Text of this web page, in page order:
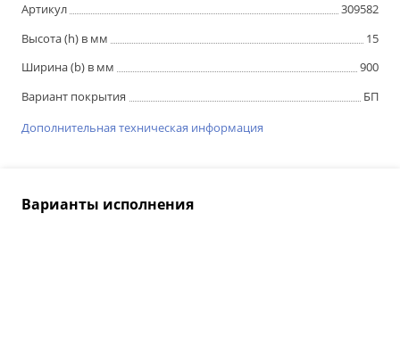
Артикул
309582
Высота (h) в мм
15
Ширина (b) в мм
900
Вариант покрытия
БП
Дополнительная техническая информация
Варианты исполнения